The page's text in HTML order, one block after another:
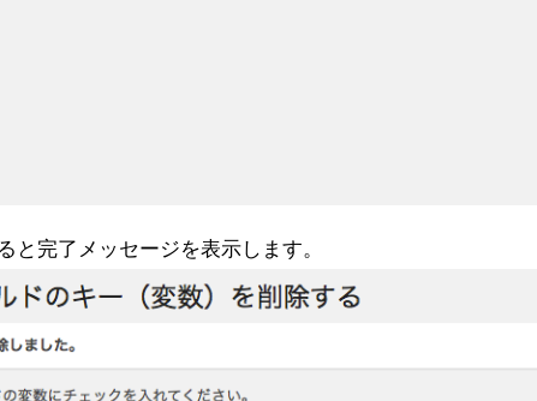
と完了メッセージを表示します。